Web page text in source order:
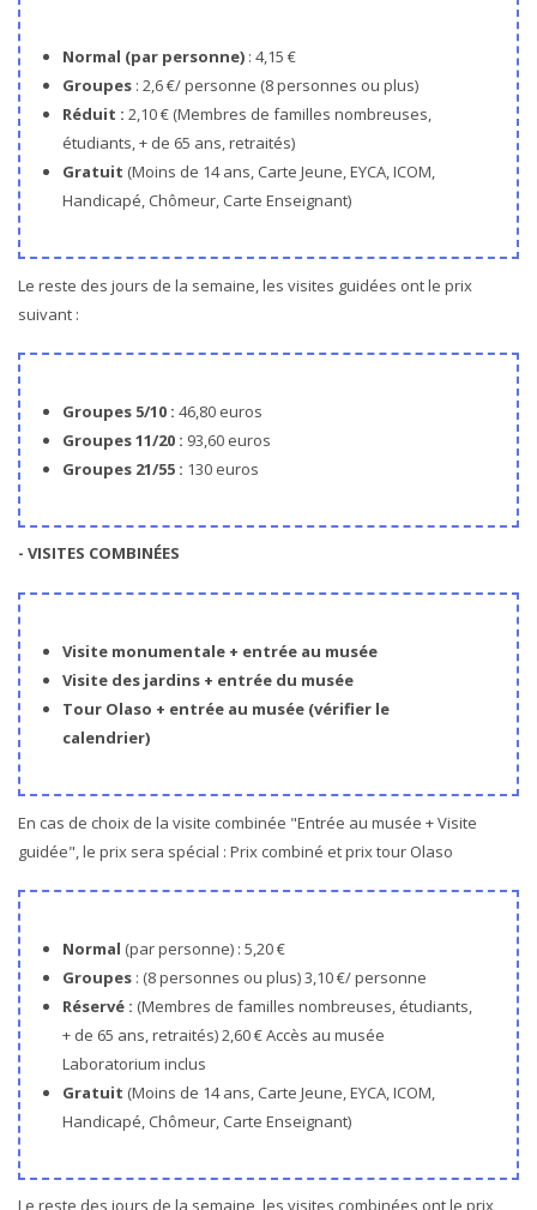
Normal (par personne) : 4,15 €
Groupes : 2,6 €/ personne (8 personnes ou plus)
Réduit : 2,10 € (Membres de familles nombreuses,
étudiants, + de 65 ans, retraités)
Gratuit (Moins de 14 ans, Carte Jeune, EYCA, ICOM,
Handicapé, Chômeur, Carte Enseignant)
Le reste des jours de la semaine, les visites guidées ont le prix
suivant :
Groupes 5/10 : 46,80 euros
Groupes 11/20 : 93,60 euros
Groupes 21/55 : 130 euros
- VISITES COMBINÉES
Visite monumentale + entrée au musée
Visite des jardins + entrée du musée
Tour Olaso + entrée au musée (vérifier le
calendrier)
En cas de choix de la visite combinée "Entrée au musée + Visite
guidée", le prix sera spécial : Prix combiné et prix tour Olaso
Normal (par personne) : 5,20 €
Groupes : (8 personnes ou plus) 3,10 €/ personne
Réservé : (Membres de familles nombreuses, étudiants,
+ de 65 ans, retraités) 2,60 € Accès au musée
Laboratorium inclus
Gratuit (Moins de 14 ans, Carte Jeune, EYCA, ICOM,
Handicapé, Chômeur, Carte Enseignant)
Le reste des jours de la semaine, les visites combinées ont le prix